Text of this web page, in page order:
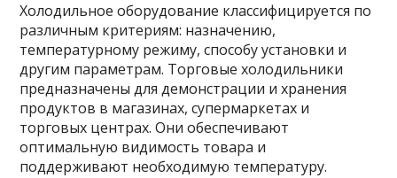
Холодильное оборудование классифицируется по
различным критериям: назначению,
температурному режиму, способу установки и
другим параметрам. Торговые холодильники
предназначены для демонстрации и хранения
продуктов в магазинах, супермаркетах и
торговых центрах. Они обеспечивают
оптимальную видимость товара и
поддерживают необходимую температуру.